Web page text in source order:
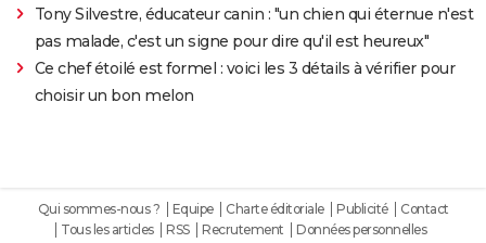
Tony Silvestre, éducateur canin : "un chien qui éternue n'est
pas malade, c'est un signe pour dire qu'il est heureux"
Ce chef étoilé est formel : voici les 3 détails à vérifier pour
choisir un bon melon
Qui sommes-nous ? Equipe Charte éditoriale Publicité
Contact
Tous les articles
RSS Recrutement
Données personnelles